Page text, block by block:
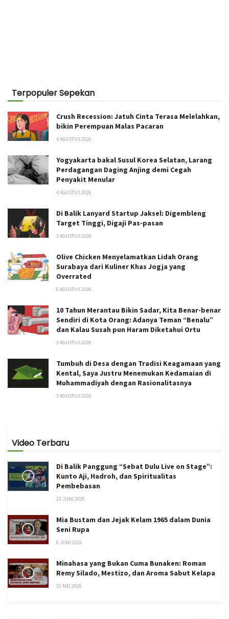
Terpopuler Sepekan
Crush Recession: Jatuh Cinta Terasa Melelahkan,
bikin Perempuan Malas Pacaran
4 AGUSTUS 2026
Yogyakarta bakal Susul Korea Selatan, Larang
Perdagangan Daging Anjing demi Cegah
Penyakit Menular
4 AGUSTUS 2026
Di Balik Lanyard Startup Jaksel: Digembleng
Target Tinggi, Digaji Pas-pasan
3 AGUSTUS 2026
Olive Chicken Menyelamatkan Lidah Orang
Surabaya dari Kuliner Khas Jogja yang
Overrated
6 AGUSTUS 2026
10 Tahun Merantau Bikin Sadar, Kita Benar-benar
Sendiri di Kota Orang: Adanya Teman “Benalu”
dan Kalau Susah pun Haram Diketahui Ortu
3 AGUSTUS 2026
Tumbuh di Desa dengan Tradisi Keagamaan yang
Kental, Saya Justru Menemukan Kedamaian di
Muhammadiyah dengan Rasionalitasnya
3 AGUSTUS 2026
Video Terbaru
Di Balik Panggung “Sebat Dulu Live on Stage”:
Kunto Aji, Hadroh, dan Spiritualitas
Pembebasan
23 JUNI 2026
Mia Bustam dan Jejak Kelam 1965 dalam Dunia
Seni Rupa
6 JUNI 2026
Minahasa yang Bukan Cuma Bunaken: Roman
Remy Silado, Mestizo, dan Aroma Sabut Kelapa
31 MEI 2026